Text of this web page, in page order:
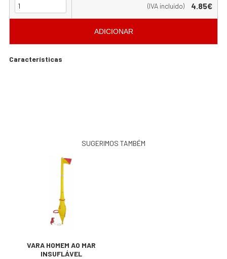
(IVA incluído) 4.85€
ADICIONAR
Características
SUGERIMOS TAMBÉM
VARA HOMEM AO MAR
INSUFLÁVEL